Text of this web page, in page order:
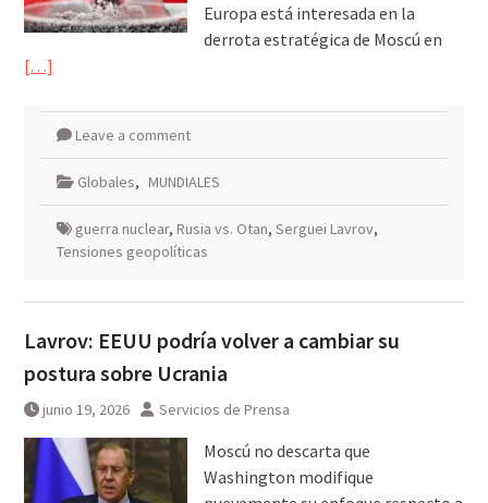
Europa está interesada en la
derrota estratégica de Moscú en
[…]
Leave a comment
Globales, MUNDIALES
guerra nuclear, Rusia vs. Otan, Serguei Lavrov,
Tensiones geopolíticas
Lavrov: EEUU podría volver a cambiar su
postura sobre Ucrania
junio 19, 2026 Servicios de Prensa
Moscú no descarta que
Washington modifique